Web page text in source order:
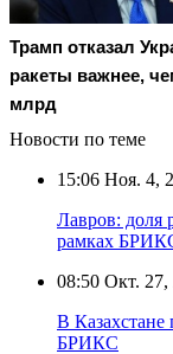
Трамп отказал
ракеты важнее,
млрд
Новости по теме
15:06 Ноя. 4,
Лавров: доля
рамках
08:50 Окт. 27,
В Казахстане
БРИКС